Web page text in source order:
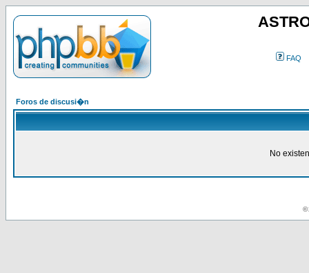
FAQ
Foros de discusi�n
No
©